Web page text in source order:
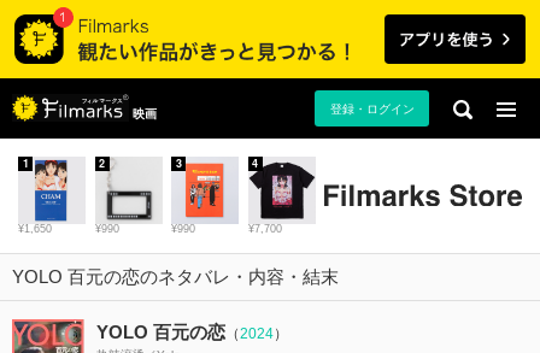
映画 登録・ログイン
¥1,650
1
¥990
2
¥990
3
¥7,700
4
YOLO 百元の恋のネタバレ・内容・結末
YOLO 百元の恋 （2024）